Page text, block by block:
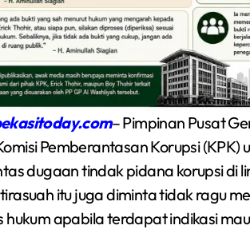
– Pimpinan Pusat
Pemberantasan Korupsi
dugaan tindak pidana korupsi di
itu juga diminta tidak ragu
hukum apabila terdapat indikasi
Budaya
Malam, Warga